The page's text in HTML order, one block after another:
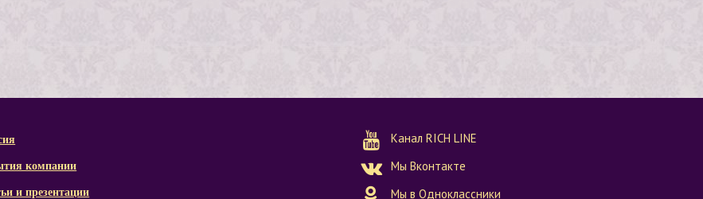
компании
и презентации
Канал RICH LINE
Мы Вконтакте
Мы в Одноклассники